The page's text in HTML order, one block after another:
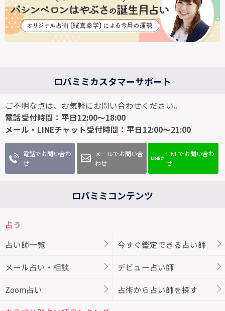
ロバミミカスタマーサポート
ご不明な点は、お気軽にお問い合わせください。
電話受付時間：平日12:00～18:00
メール・LINEチャット受付時間：平日12:00～21:00
電話でお問い合わ
せ
メールでお問い合
わせ
LINEでお問い合わ
せ
ロバミミコンテンツ
占う
占い師一覧
今すぐ鑑定できる占い師
メール占い・相談 デビュー占い師
Zoom占い 占術から占い師を探す